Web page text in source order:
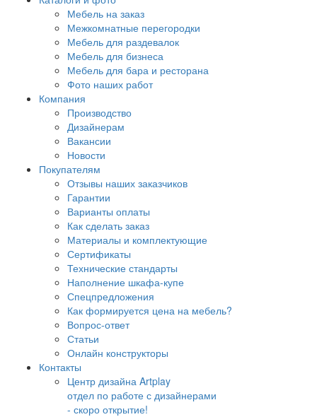
Мебель на заказ
Межкомнатные перегородки
Мебель для раздевалок
Мебель для бизнеса
Мебель для бара и ресторана
Фото наших работ
Компания
Производство
Дизайнерам
Вакансии
Новости
Покупателям
Отзывы наших заказчиков
Гарантии
Варианты оплаты
Как сделать заказ
Материалы и комплектующие
Сертификаты
Технические стандарты
Наполнение шкафа-купе
Спецпредложения
Как формируется цена на мебель?
Вопрос-ответ
Статьи
Онлайн конструкторы
Контакты
Центр дизайна Artplay
отдел по работе с дизайнерами
- скоро открытие!